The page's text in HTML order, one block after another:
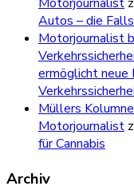
Autos – die
Motorjournalist
ermöglicht neue
Müllers
Motorjournalist
für Cannabis
Archiv